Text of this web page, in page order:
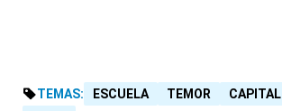
TEMAS: ESCUELA TEMOR CAPITAL